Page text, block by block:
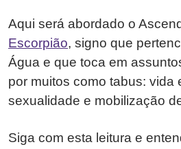
Aqui será abordado o
Escorpião, signo que
Água e que toca em
por muitos como tabus: vida
sexualidade e mobilização
Siga com esta leitura e